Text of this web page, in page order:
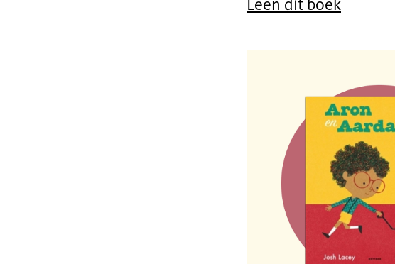
Leen dit boek